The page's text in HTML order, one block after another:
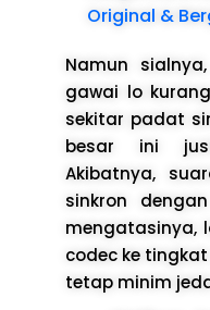
Original &
Namun
gawai lo
sekitar padat
besar ini
Akibatnya,
sinkron
mengatasinya,
codec ke
tetap minim